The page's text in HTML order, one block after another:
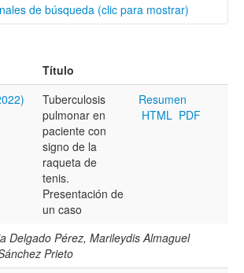
de búsqueda (clic para mostrar)
Título
Tuberculosis
pulmonar en
paciente con
signo de la
raqueta de
tenis.
Presentación de
un caso
Resumen
HTML PDF
Delgado Pérez, Marileydis Almaguel
Prieto